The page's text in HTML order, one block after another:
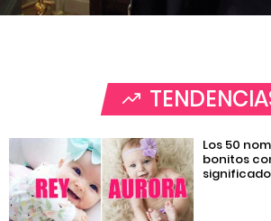
Los 50
bonitos
significado